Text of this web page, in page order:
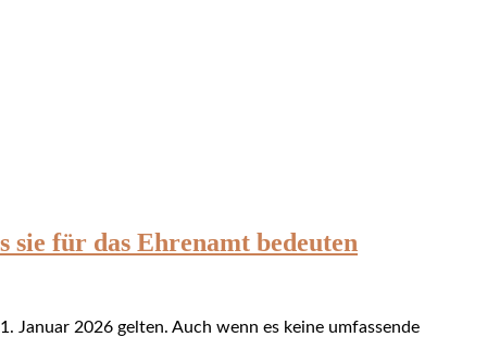
sie für das Ehrenamt bedeuten
Januar 2026 gelten. Auch wenn es keine umfassende